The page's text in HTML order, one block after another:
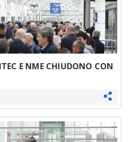
E NME CHIUDONO CON